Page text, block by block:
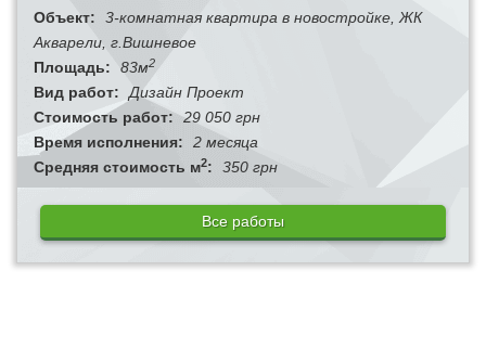
Объект:
3-комнатная квартира в новостройке, ЖК
Акварели, г.Вишневое
Площадь:
83м2
Вид работ:
Дизайн Проект
Стоимость работ: 29 050 грн
Время исполнения:
2 месяца
Средняя стоимость м2: 350 грн
Все работы